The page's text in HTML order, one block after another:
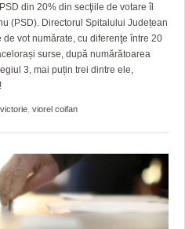
din 20% din secţiile de votare îl
(PSD). Directorul Spitalului Județean
vot numărate, cu diferenţe între 20
surse, după numărătoarea
3, mai puțin trei dintre ele,
victorie viorel coifan